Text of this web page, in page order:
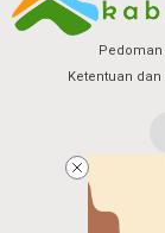
Ketentuan